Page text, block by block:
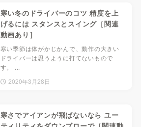
寒い冬のドライバーのコツ 精度を上
げるには スタンスとスイング［関連
動画あり］
寒い季節は体がかじかんで、動作の大きい
ドライバーは思うように打てないもので
す。 ...
2020年3月28日
寒さでアイアンが飛ばないなら ユー